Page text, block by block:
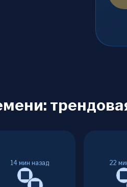
14 мин назад 22